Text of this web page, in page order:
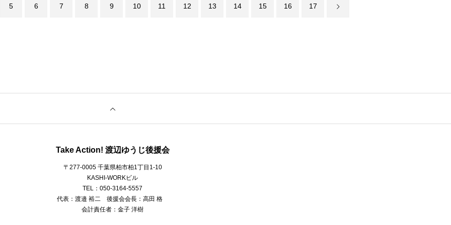
5 6 7 8 9 10 11 12 13 14 15 16 17
Take Action! 渡辺ゆうじ後援会
〒277-0005 千葉県柏市柏1丁目1-10
KASHI-WORKビル
TEL：050-3164-5557
代表：渡邉 裕二 後援会会長：高田 格
会計責任者：金子 洋樹